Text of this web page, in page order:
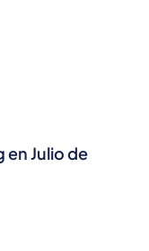
en Julio de